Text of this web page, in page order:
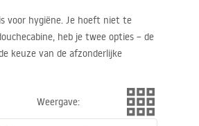
voor hygiëne. Je hoeft niet te
heb je twee opties – de
keuze van de afzonderlijke
Weergave: